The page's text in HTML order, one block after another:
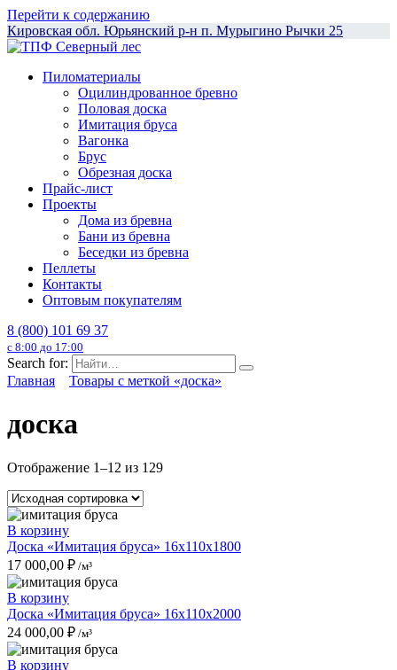
Перейти к содержанию
Кировская обл. Юрьянский р-н п. Мурыгино Рычки 25
Пиломатериалы
Оцилиндрованное бревно
Половая доска
Имитация бруса
Вагонка
Брус
Обрезная доска
Прайс-лист
Проекты
Дома из бревна
Бани из бревна
Беседки из бревна
Пеллеты
Контакты
Оптовым покупателям
8 (800) 101 69 37
с 8:00 до 17:00
Search for:
Главная
Товары с меткой «доска»
доска
Отображение 1–12 из 129
В корзину
Доска «Имитация бруса» 16x110x1800
17 000,00 ₽ /м³
В корзину
Доска «Имитация бруса» 16x110x2000
24 000,00 ₽ /м³
В корзину